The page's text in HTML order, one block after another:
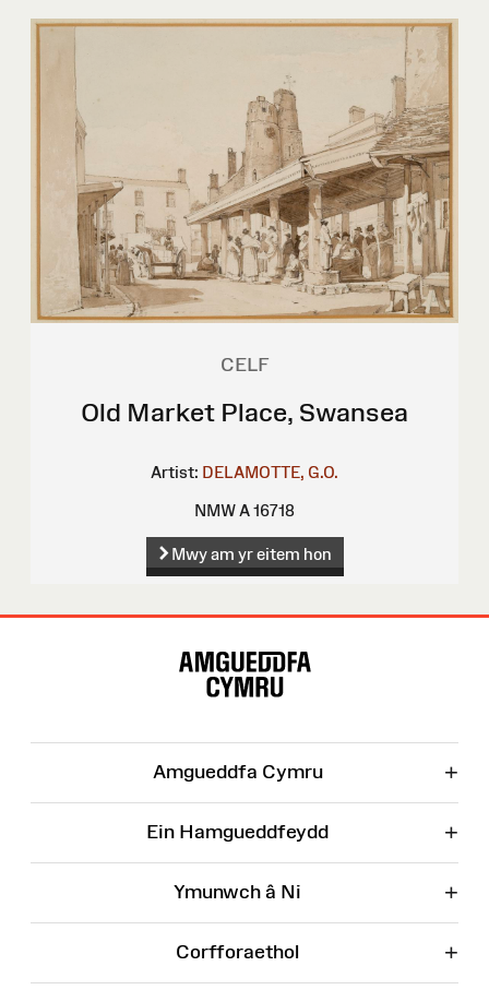
CELF
Old Market Place, Swansea
Artist: DELAMOTTE, G.O.
NMW A 16718
Mwy am yr eitem hon
Amgueddfa Cymru +
Ein Hamgueddfeydd +
Ymunwch â Ni +
Corfforaethol +